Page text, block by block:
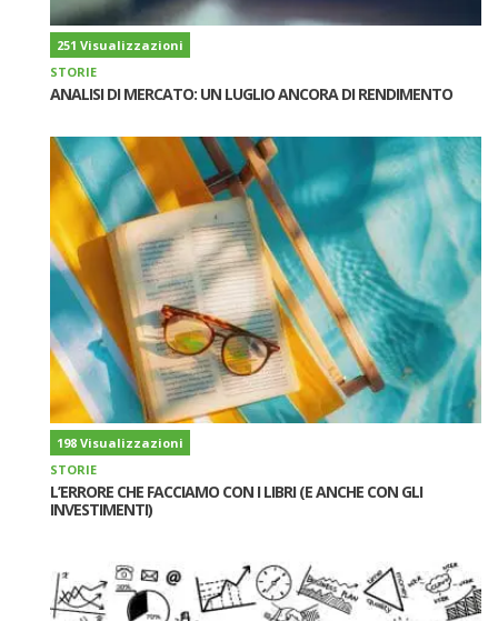
251 Visualizzazioni
STORIE
ANALISI DI MERCATO: UN LUGLIO ANCORA DI RENDIMENTO
198 Visualizzazioni
STORIE
L’ERRORE CHE FACCIAMO CON I LIBRI (E ANCHE CON GLI
INVESTIMENTI)